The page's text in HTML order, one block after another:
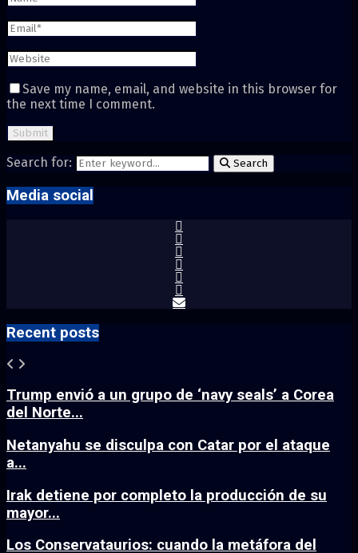
Save my name, email, and website in this browser for
the next time I comment.
Search for: Search
Media social
Recent posts
Trump envió a un grupo de ‘navy seals’ a Corea
del Norte...
Netanyahu se disculpa con Catar por el ataque
a...
Irak detiene por completo la producción de su
mayor...
Los Conservataurios: cuando la metáfora del